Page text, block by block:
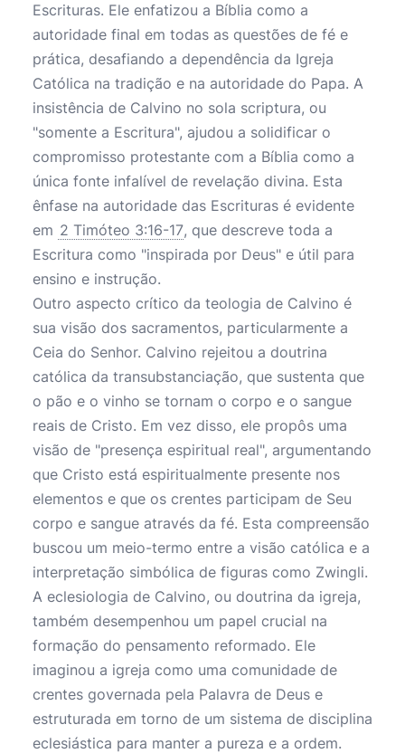
Escrituras. Ele enfatizou a Bíblia como a
autoridade final em todas as questões de fé e
prática, desafiando a dependência da Igreja
Católica na tradição e na autoridade do Papa. A
insistência de Calvino no sola scriptura, ou
"somente a Escritura", ajudou a solidificar o
compromisso protestante com a Bíblia como a
única fonte infalível de revelação divina. Esta
ênfase na autoridade das Escrituras é evidente
em 2 Timóteo 3:16-17, que descreve toda a
Escritura como "inspirada por Deus" e útil para
ensino e instrução.
Outro aspecto crítico da teologia de Calvino é
sua visão dos sacramentos, particularmente a
Ceia do Senhor. Calvino rejeitou a doutrina
católica da transubstanciação, que sustenta que
o pão e o vinho se tornam o corpo e o sangue
reais de Cristo. Em vez disso, ele propôs uma
visão de "presença espiritual real", argumentando
que Cristo está espiritualmente presente nos
elementos e que os crentes participam de Seu
corpo e sangue através da fé. Esta compreensão
buscou um meio-termo entre a visão católica e a
interpretação simbólica de figuras como Zwingli.
A eclesiologia de Calvino, ou doutrina da igreja,
também desempenhou um papel crucial na
formação do pensamento reformado. Ele
imaginou a igreja como uma comunidade de
crentes governada pela Palavra de Deus e
estruturada em torno de um sistema de disciplina
eclesiástica para manter a pureza e a ordem.